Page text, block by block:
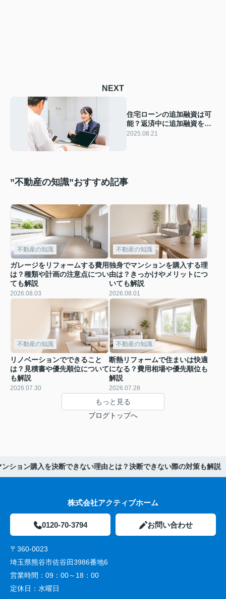
NEXT
住宅ローンの追加融資は可
能？返済中に追加融資を受
ける方法や注意点も解説
2025.08.21
”不動産の知識”おすすめ記事
不動産の知識
ガレージをリフォームする費用
は？種類や計画の注意点につい
ても解説
2026.08.03
不動産の知識
独身でマンションを購入する理
由は？きっかけやメリットにつ
いても解説
2026.08.01
不動産の知識
リノベーションでできること
は？見積書や優先順位について
も解説
2026.07.30
不動産の知識
断熱リフォームで住まいは快適
になる？費用相場や優先順位も
解説
2026.07.28
もっと見る
ブログトップへ
ンション購入を決断できない理由とは？決断できない際の対策も解説
株式会社アクティブホーム
0120-70-3794 お問い合わせ
〒360-0023
埼玉県熊谷市佐谷田3986番地6
営業時間： 09：00～18：00
定休日： 水曜日